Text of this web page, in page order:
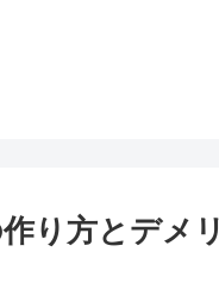
り方とデメ